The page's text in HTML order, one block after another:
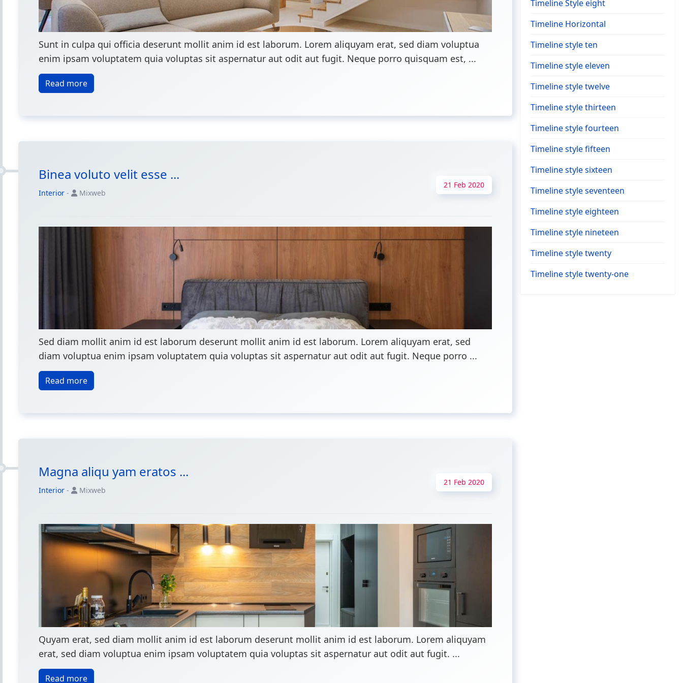
Sunt in culpa qui officia deserunt mollit anim id est laborum. Lorem aliquyam erat, sed diam voluptua
enim ipsam voluptatem quia voluptas sit aspernatur aut odit aut fugit. Neque porro quisquam est, ...
Read more
Binea voluto velit esse ...
Interior - Mixweb
21 Feb 2020
Sed diam mollit anim id est laborum deserunt mollit anim id est laborum. Lorem aliquyam erat, sed
diam voluptua enim ipsam voluptatem quia voluptas sit aspernatur aut odit aut fugit. Neque porro ...
Read more
Magna aliqu yam eratos ...
Interior - Mixweb
21 Feb 2020
Quyam erat, sed diam mollit anim id est laborum deserunt mollit anim id est laborum. Lorem aliquyam
erat, sed diam voluptua enim ipsam voluptatem quia voluptas sit aspernatur aut odit aut fugit. ...
Read more
Timeline Style eight
Timeline Horizontal
Timeline style ten
Timeline style eleven
Timeline style twelve
Timeline style thirteen
Timeline style fourteen
Timeline style fifteen
Timeline style sixteen
Timeline style seventeen
Timeline style eighteen
Timeline style nineteen
Timeline style twenty
Timeline style twenty-one